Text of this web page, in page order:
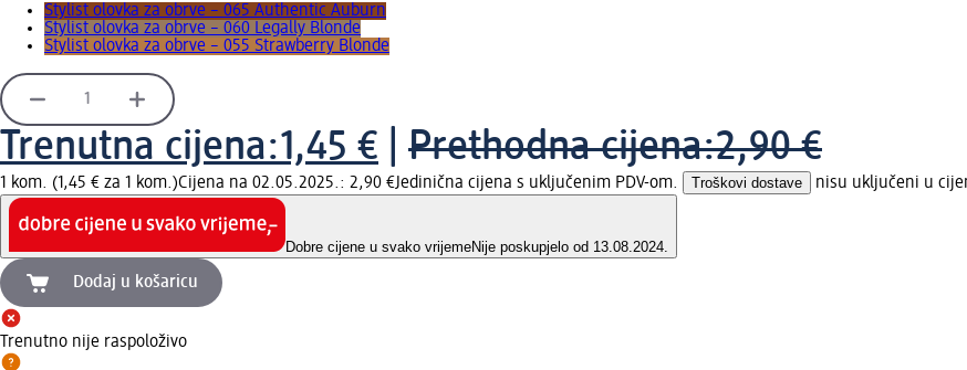
Stylist olovka za obrve – 065 Authentic Auburn
Stylist olovka za obrve – 060 Legally Blonde
Stylist olovka za obrve – 055 Strawberry Blonde
Trenutna cijena:1,45 € Prethodna cijena:2,90 €
1 kom. (1,45 € za 1 kom.)Cijena na 02.05.2025.: 2,90 €Jedinična cijena s uključenim PDV-om. Troškovi dostave nisu uključeni u
Dobre cijene u svako vrijemeNije poskupjelo od 13.08.2024.
Dodaj u košaricu
Trenutno nije raspoloživo